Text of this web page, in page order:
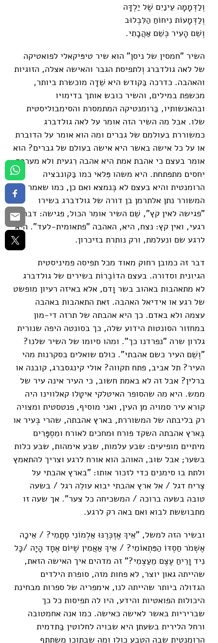
וְלַדְּמָמָה עֵינַיִם שֶׁל יַלְדָּה
וְלַדְּמָעוֹת נִיחוֹחַ הַלִּבְלוּב
וְשֵׁם הָעִיר כְּשֵׁם אַהֲבָתִי.
השיר "חמסין של ניסן" הוא שיר טיפּיקאלי לפואטיקה
של לאה גולדברג וְלתפיסת הגבר והאישה אצלה, הזוגיות
והאהבה. כדרכה בַּקודש היא שֵׁדָה מוכשרת ביותר,
מכשפת במילים, והשיר כובש אותך בדימויו
ובהאנשותיו, בַּרומנטיקה המתמסרת והסימבוליסטית
שלו. אבל מה השיר הזה אומר על לאה גולדברג
כמשוררת בעולמם של גברים ומה הוא אומר על הדוברת
או על כל אישה באשר היא אישה בעולם של גברים? הוא
אומר בעצם כי אהבת אמת היא אהבה רִגעית ולא מערכת
יחסים מתפתחת. היא משהו פִּלאי כמו בַּקונבציה
הרומנטית והיא בעצם לא בְּנמצא ואם כן, כמו שאמר
המשורר נתן אלתרמן בן דורה של גולדברג בשירו
"פגישה לאין קץ", שֵׁם השיר אומר הכול, פגישה: דבר
רגעי, ואין קץ: נצח, היא, האהבה "פתאומית-לעד". היא
לרגע שם ונעלמת, ורק נותרת בזיכרון.
דבר זה כמובן רחוק מאוד מכל תפיסה פמיניסטית
הגיונית וסדורה. בעצם הדוֹבְרוֹת בשירים של גולדברג
לא מתאהבות באהוב בשר וָדם, אלא באיזה רעיון מופשט
של רגע או אידיאל האהבה. זאת התאהבות באהבה
עצמה ולא באדם. כך היא אהבתה של תרזה די-מון
במחזור הסונטות הידוע שלה, כך בסונטה היפה שנורית
גלרון שרה "נפרדנו כך". ומהו סיומו של השיר שלנו?
"וְשֵׁם העיר כשם אהבתי". כולם שואלים בסקרנות מהי
העיר? תל אביב, פתח תקווה? אולי קינגסברג, קובנה או
ברלין? אבל זה לא באמת חשוב, כי העיר אינה עיר של
ממש. היא מה שהסופר האיטלקי איטָלו קאלווינו היה
קורא עיר סמויה מן העין, ואני מוסיף, פנטסטית ומצויה
רק בליבתה של המשוררת, בארץ אהבתה, שהרי בְּעיר או
בְּארץ אהבתה השקד פורח וּמחכים לאורח ומִסְפָּרִים
מיתיים מופיעים: שבע עלמות, שבע אימהות, שבע כלות
בשער; אבל שוב, האוהב הוא אורח לרגע וצריך להתאמץ
ולתת בו סימנים כדי לזכור אותו: "בארץ אהבתי על
צְריח דגל / אל ארץ אהבתי יבוא עולֵה רגל / בשעה
טובה בשעה ברוכה / המשכיחה כל צער". אך שעה זו
מתבוששת לבוא ואם באה רק לרגע.
ובשיר הזה למשל, "אֵיךְ אֶזְכְּרֶנּוּ אַלְמוֹנִי סְתָמִי? / אֵיכָה
אֶשְׁמֹר חַסְדּוֹ הַפִּתְאוֹמִי? / אֵיךְ אַאֲמִין שֶׁיּוֹם אֶחָד הָיָה /כָּל
נִיד וָרֵיחַ עֶצֶם מֵעַצְמִי?" זה מדהים איך האישה הזאת,
שהייתה גאון יוצר, לא פחות מזה, סופרת הילדים
הגדולה ביותר שהייתה לנו, אימפריה של ספרות מבחינת
היכולות הפואטיות והידע, היו לה תפיסות כל כך
שבריריות באשר לאישה כאישה. כמו אנה אחמטובה
ורחל הלירית בשעתן היא שבויה לחלוטין בַּתדמית
הרומנטית שבה הטבע כולו ומה שבתוכו משתתף